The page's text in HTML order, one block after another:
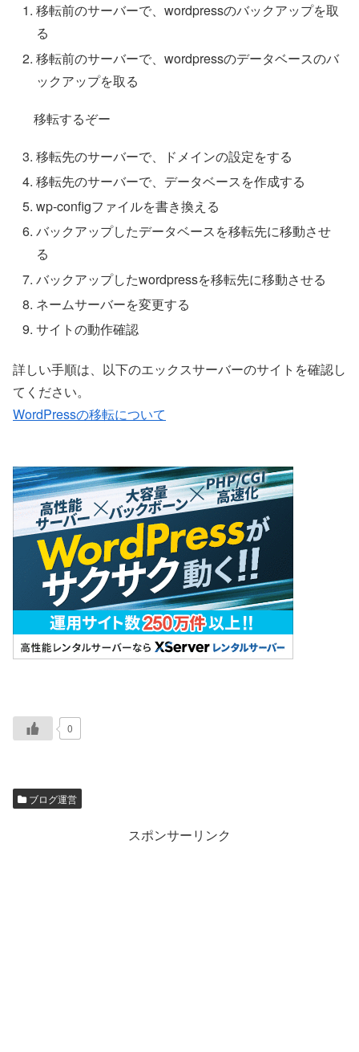
移転前のサーバーで、wordpressのバックアップを取
る
移転前のサーバーで、wordpressのデータベースのバ
ックアップを取る
移転するぞー
移転先のサーバーで、ドメインの設定をする
移転先のサーバーで、データベースを作成する
wp-configファイルを書き換える
バックアップしたデータベースを移転先に移動させ
る
バックアップしたwordpressを移転先に移動させる
ネームサーバーを変更する
サイトの動作確認
詳しい手順は、以下のエックスサーバーのサイトを確認し
てください。
WordPressの移転について
0
ブログ運営
スポンサーリンク